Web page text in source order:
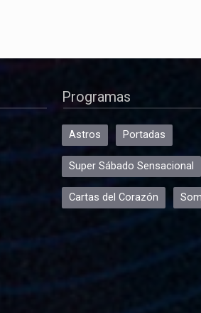
Programas
Astros Portadas
Super Sábado Sensacional
Cartas del Corazón